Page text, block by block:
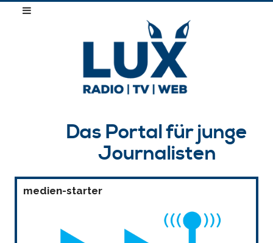
Das Portal für junge
Journalisten
medien-starter